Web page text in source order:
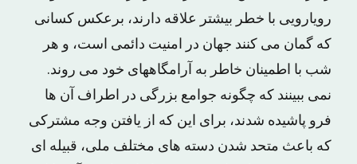
رویارویی با خطر بیشتر علاقه دارند، برعکس کسانی
که گمان می کنند جهان در امنیت دائمی است، و هر
شب با اطمینان خاطر به آرامگاههای خود می روند.
نمی ببینند که چگونه جوامع بزرگی در اطراف آن ها
فرو پاشیده شدند، برای این که از یافتن وجه مشترکی
که باعث متحد شدن دسته های مختلف ملی، قبیله ای